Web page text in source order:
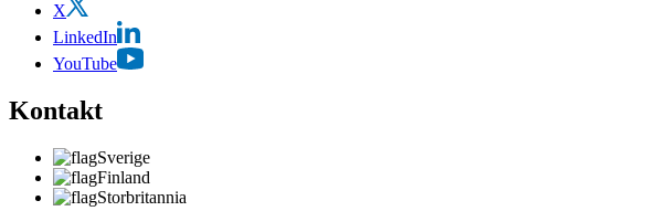
X
LinkedIn
YouTube
Kontakt
Sverige
Finland
Storbritannia